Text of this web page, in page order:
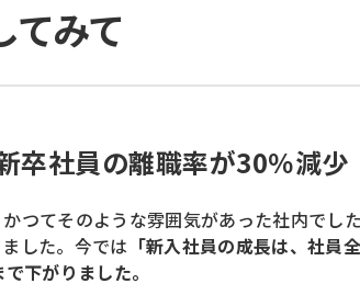
みて
卒社員の離職率が30％減少
つてそのような雰囲気があった社内で
した。今では 「新入社員の成長は、社員
下がりました。